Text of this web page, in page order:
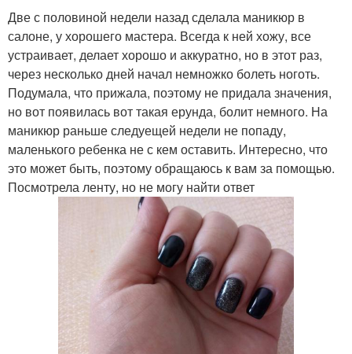
Две с половиной недели назад сделала маникюр в
салоне, у хорошего мастера. Всегда к ней хожу, все
устраивает, делает хорошо и аккуратно, но в этот раз,
через несколько дней начал немножко болеть ноготь.
Подумала, что прижала, поэтому не придала значения,
но вот появилась вот такая ерунда, болит немного. На
маникюр раньше следуещей недели не попаду,
маленького ребенка не с кем оставить. Интересно, что
это может быть, поэтому обращаюсь к вам за помощью.
Посмотрела ленту, но не могу найти ответ